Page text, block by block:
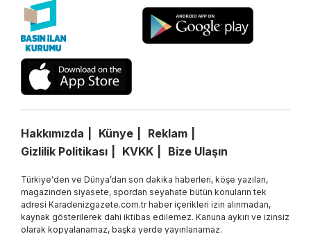
Hakkımızda Künye
Reklam
Gizlilik Politikası
KVKK Bize Ulaşın
Türkiye'den ve Dünya’dan son dakika haberleri, köşe yazıları,
magazinden siyasete, spordan seyahate bütün konuların tek
adresi Karadenizgazete.com.tr haber içerikleri izin alınmadan,
kaynak gösterilerek dahi iktibas edilemez. Kanuna aykırı ve izinsiz
olarak kopyalanamaz, başka yerde yayınlanamaz.